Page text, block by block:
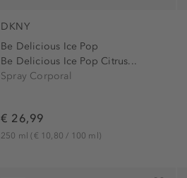
DKNY
Be Delicious Ice Pop
Be Delicious Ice Pop Citrus...
Spray Corporal
€ 26,99
250 ml(€ 10,80 / 100 ml)